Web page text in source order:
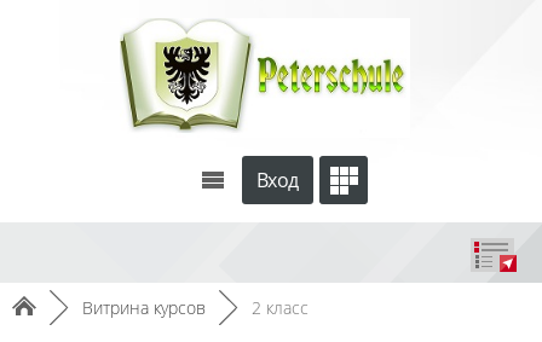
Вход
► Витрина курсов ► 2 класс